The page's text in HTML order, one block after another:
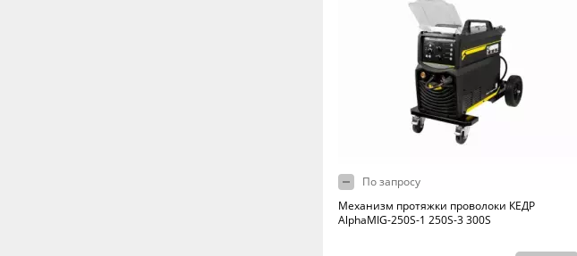
По запросу
Механизм протяжки проволоки КЕДР
AlphaMIG-250S-1 250S-3 300S